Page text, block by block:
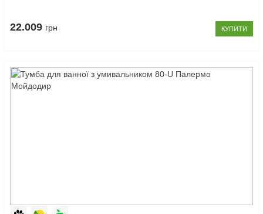
22.009 грн КУПИТИ